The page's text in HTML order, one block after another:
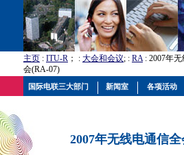
主页 : ITU-R ； : 大会和会议; : RA: 2007年
会(RA-07)
2007年无线电通信
国际电联三大部门 新闻室 各项活动